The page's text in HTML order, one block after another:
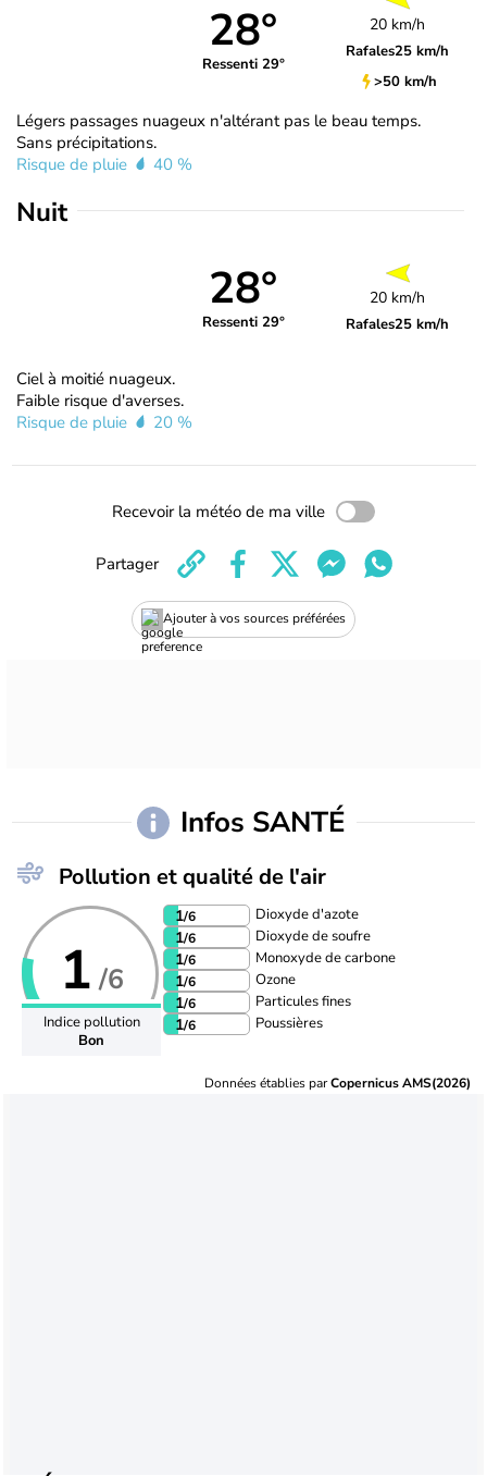
28°
Ressenti 29°
20 km/h
Rafales25 km/h
>50 km/h
Légers passages nuageux n'altérant pas le beau temps.
Sans précipitations.
Risque de pluie
40 %
Nuit
28°
Ressenti 29°
20 km/h
Rafales25 km/h
Ciel à moitié nuageux.
Faible risque d'averses.
Risque de pluie
20 %
Recevoir la météo de ma ville
Ajouter à vos sources préférées
Partager
Infos SANTÉ
Pollution et qualité de l'air
1 /6
Indice pollution
Bon
1/6 Dioxyde d'azote
1/6 Dioxyde de soufre
1/6 Monoxyde de carbone
1/6 Ozone
1/6 Particules fines
1/6 Poussières
Données établies parCopernicus AMS(2026)